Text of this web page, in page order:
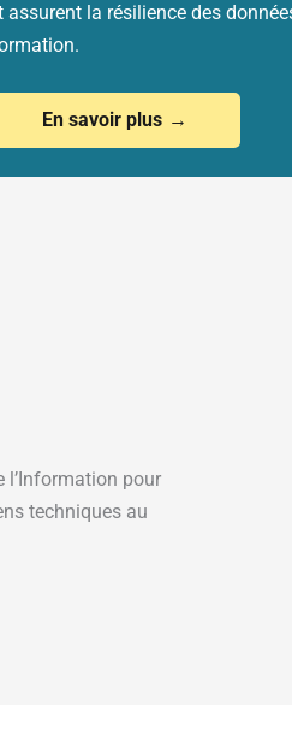
assurent la résilience des
En savoir plus
l’Information pour
techniques au